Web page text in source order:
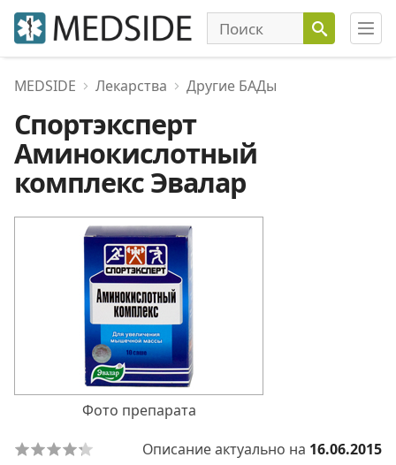
MEDSIDE Лекарства Другие БАДы
Спортэксперт
Аминокислотный
комплекс Эвалар
Фото препарата
Описание актуально на 16.06.2015